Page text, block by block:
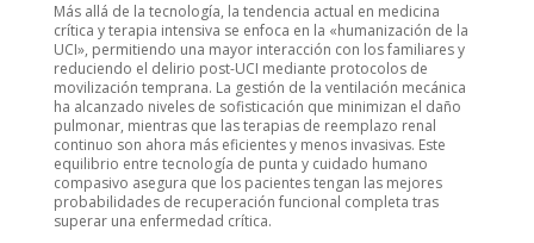
Más allá de la tecnología, la tendencia actual en medicina
crítica y terapia intensiva se enfoca en la «humanización de la
UCI», permitiendo una mayor interacción con los familiares y
reduciendo el delirio post-UCI mediante protocolos de
movilización temprana. La gestión de la ventilación mecánica
ha alcanzado niveles de sofisticación que minimizan el daño
pulmonar, mientras que las terapias de reemplazo renal
continuo son ahora más eficientes y menos invasivas. Este
equilibrio entre tecnología de punta y cuidado humano
compasivo asegura que los pacientes tengan las mejores
probabilidades de recuperación funcional completa tras
superar una enfermedad crítica.